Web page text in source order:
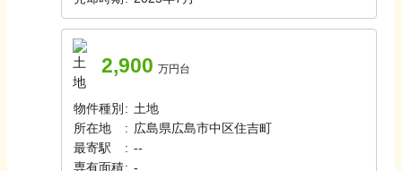
2,900 万円台
物件種別 : 土地
所在地
: 広島県広島市中区住吉町
最寄駅
: --
専有面積: -